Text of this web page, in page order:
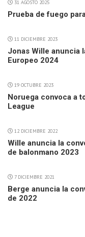
31 AGOSTO 2025
Prueba de fuego
11 DICIEMBRE 2023
Jonas Wille anuncia
Europeo 2024
19 OCTUBRE 2023
Noruega convoca a
League
12 DICIEMBRE 2022
Wille anuncia la
de balonmano 2023
7 DICIEMBRE 2021
Berge anuncia la
de 2022